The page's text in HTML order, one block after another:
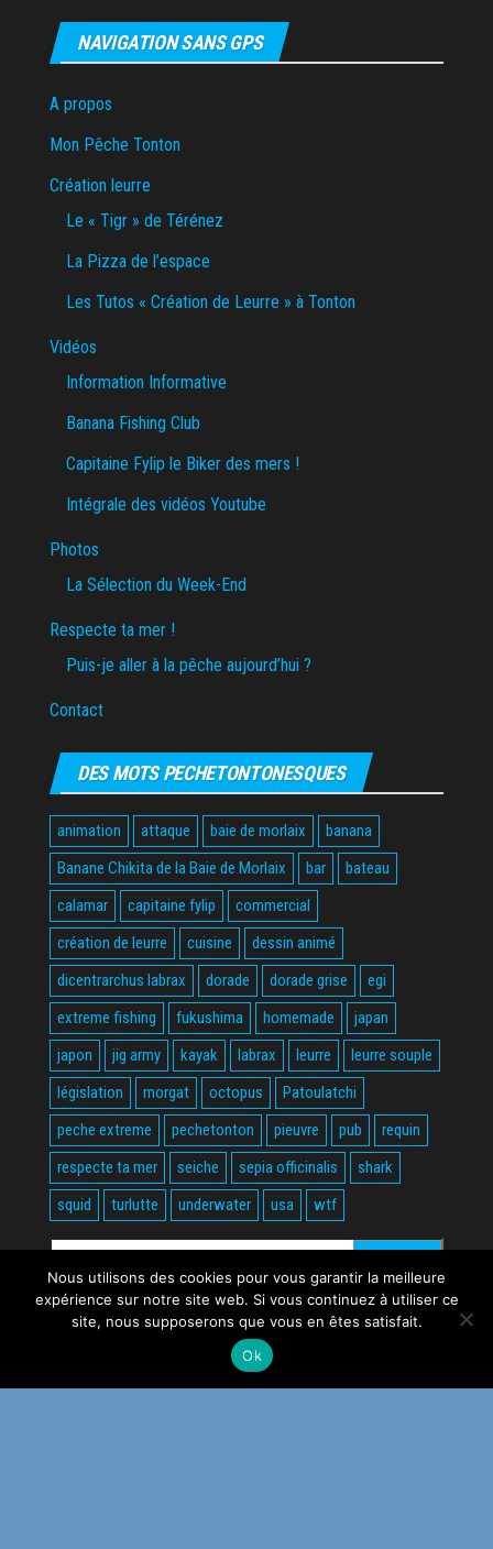
NAVIGATION SANS GPS
A propos
Mon Pêche Tonton
Création leurre
Le « Tigr » de Térénez
La Pizza de l’espace
Les Tutos « Création de Leurre » à Tonton
Vidéos
Information Informative
Banana Fishing Club
Capitaine Fylip le Biker des mers !
Intégrale des vidéos Youtube
Photos
La Sélection du Week-End
Respecte ta mer !
Puis-je aller à la pêche aujourd’hui ?
Contact
DES MOTS PECHETONTONESQUES
animation attaque baie de morlaix
banana
Banane Chikita de la Baie de Morlaix
bar
bateau
calamar
capitaine fylip
commercial
création de leurre
cuisine
dessin animé
dicentrarchus labrax
dorade dorade grise
egi
extreme fishing
fukushima homemade
japan
japon
jig army kayak labrax leurre
leurre souple
législation
morgat octopus
Patoulatchi
peche extreme
pechetonton pieuvre pub
requin
respecte ta mer
seiche sepia officinalis
shark
squid
turlutte underwater usa wtf
Rechercher :
WordPress
Nous utilisons des cookies pour vous garantir la meilleure
expérience sur notre site web. Si vous continuez à utiliser ce
site, nous supposerons que vous en êtes satisfait.
Ok